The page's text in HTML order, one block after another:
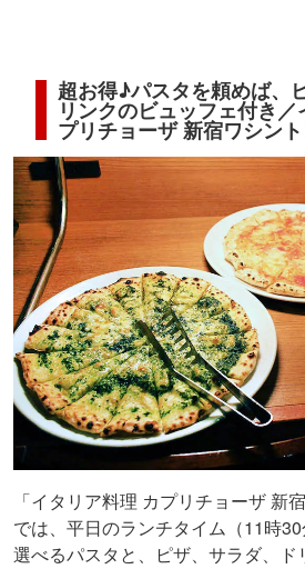
超お得♪パスタを頼めば、
リンクのビュッフェ付き／
プリチョーザ 新宿ワシン
「イタリア料理 カプリチョーザ 新
では、平日のランチタイム（11時
選べるパスタと、ピザ、サラダ、